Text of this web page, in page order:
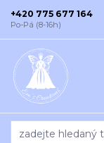
+420 775 677 164
Po-Pá (8-16h)